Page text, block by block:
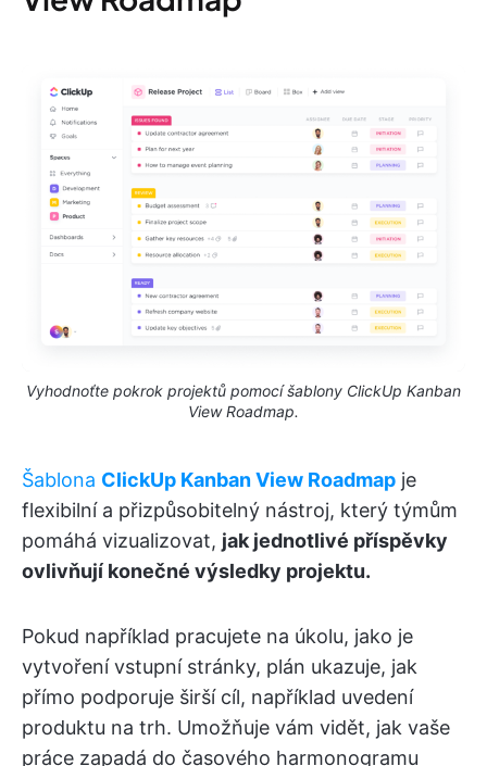
Vyhodnoťte pokrok projektů pomocí šablony ClickUp Kanban
View Roadmap.
Šablona ClickUp Kanban View Roadmap je
flexibilní a přizpůsobitelný nástroj, který týmům
pomáhá vizualizovat, jak jednotlivé příspěvky
ovlivňují konečné výsledky projektu.
Pokud například pracujete na úkolu, jako je
vytvoření vstupní stránky, plán ukazuje, jak
přímo podporuje širší cíl, například uvedení
produktu na trh. Umožňuje vám vidět, jak vaše
práce zapadá do časového harmonogramu